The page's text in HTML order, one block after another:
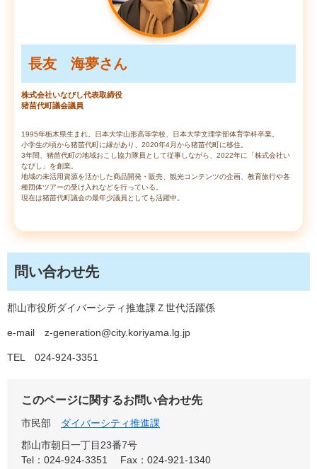
長友 海夢さん
株式会社いなびし代表取締役
猪苗代町議会議員
1995年栃木県生まれ。日本大学山形高等学校、日本大学文理学部体育学科卒業。
小学生の頃から猪苗代町に縁があり、2020年4月から猪苗代町に移住。
3年間、猪苗代町の地域おこし協力隊員として従事しながら、2022年に「株式会社い
なびし」を創業。
地域の未活用資源を活かした商品開発・販売、観光コンテンツの企画、教育旅行や各
種団体ツアーの受け入れなどを行っている。
問い合わせ先
郡山市役所ダイバーシティ推進課Ｚ世代活躍係
e-mail z-generation@city.koriyama.lg.jp
TEL 024-924-3351
このページに関するお問い合わせ先
市民部
ダイバーシティ推進課
郡山市朝日一丁目23番7号
Tel：024-924-3351
Fax：024-921-1340